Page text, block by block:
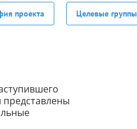
проекта Целевые группы